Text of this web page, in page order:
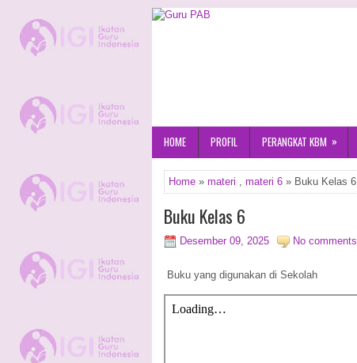
HOME PROFIL PERANGKAT KBM »
Home » materi , materi 6 » Buku Kelas 6
Buku Kelas 6
Desember 09, 2025 No comments
Buku yang digunakan di Sekolah